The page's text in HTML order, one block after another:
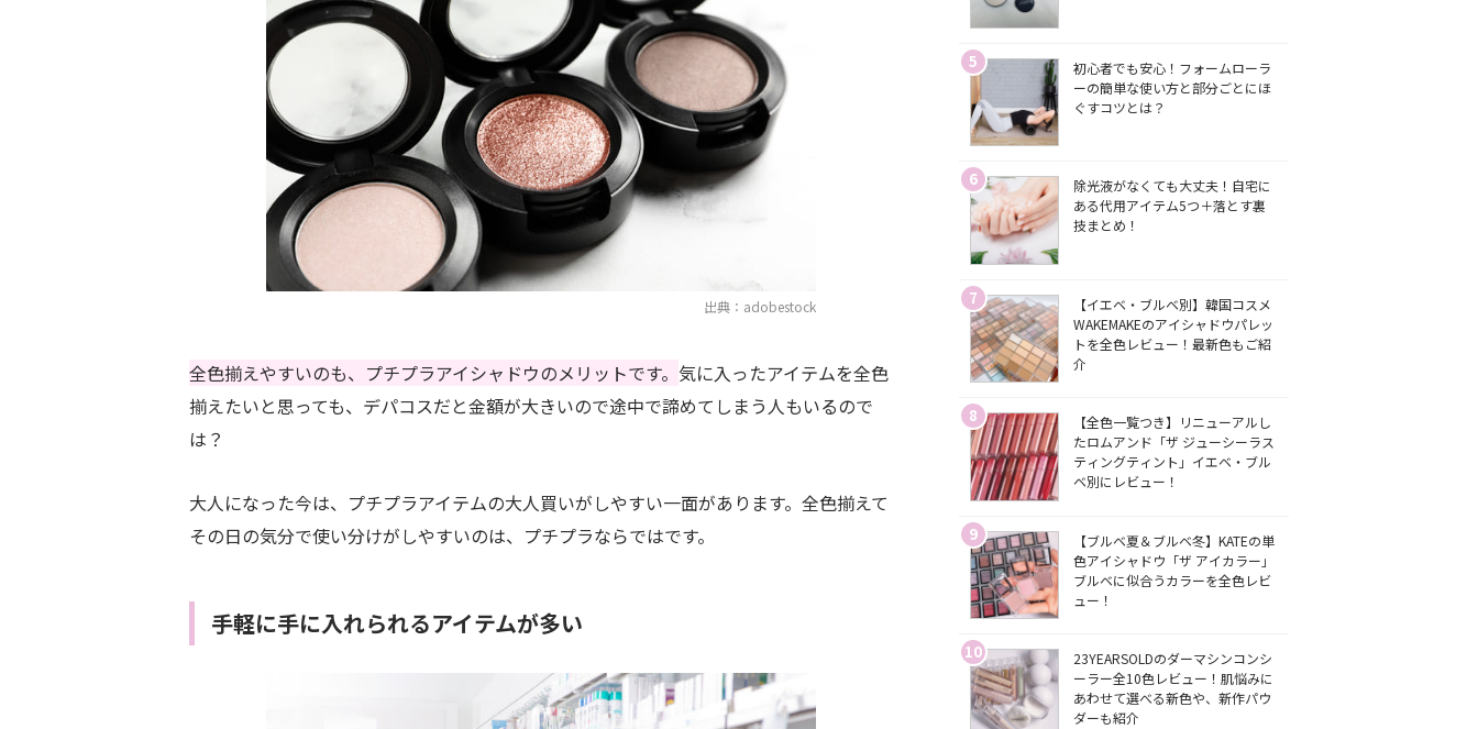
出典：adobestock
全色揃えやすいのも、プチプラアイシャドウのメリットです。 気に入ったアイテムを全色
揃えたいと思っても、デパコスだと金額が大きいので途中で諦めてしまう人もいるので
は？
大人になった今は、プチプラアイテムの大人買いがしやすい一面があります。全色揃えて
その日の気分で使い分けがしやすいのは、プチプラならではです。
手軽に手に入れられるアイテムが多い
5
初心者でも安心！フォームローラ
ーの簡単な使い方と部分ごとにほ
ぐすコツとは？
6
除光液がなくても大丈夫！自宅に
ある代用アイテム5つ＋落とす裏
技まとめ！
7
【イエベ・ブルベ別】韓国コスメ
WAKEMAKEのアイシャドウパレッ
トを全色レビュー！最新色もご紹
介
8
【全色一覧つき】リニューアルし
たロムアンド「ザ ジューシーラス
ティングティント」イエベ・ブル
ベ別にレビュー！
9
【ブルベ夏＆ブルベ冬】KATEの単
色アイシャドウ「ザ アイカラー」
ブルベに似合うカラーを全色レビ
ュー！
10
23YEARSOLDのダーマシンコンシ
ーラー全10色レビュー！肌悩みに
あわせて選べる新色や、新作パウ
ダーも紹介